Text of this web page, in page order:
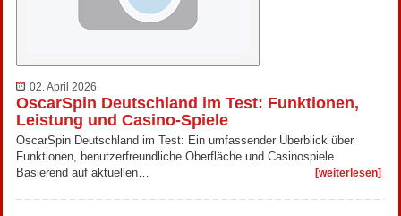
02. April 2026
OscarSpin Deutschland im Test: Funktionen,
Leistung und Casino-Spiele
OscarSpin Deutschland im Test: Ein umfassender Überblick über
Funktionen, benutzerfreundliche Oberfläche und Casinospiele
Basierend auf aktuellen…
[weiterlesen]